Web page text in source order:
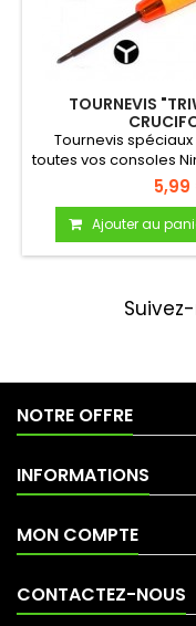
TOURNEVIS
Tournevis
toutes vos consoles
U,...
5,99
Ajouter au
NOTRE OFFRE
INFORMATIONS
MON COMPTE
CONTACTEZ-NOUS